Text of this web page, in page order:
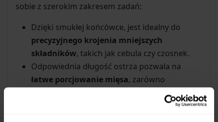
sobie z szerokim zakresem zadań:
Dzięki smukłej końcówce, jest idealny do
precyzyjnego krojenia mniejszych
składników, takich jak cebula czy czosnek.
Odpowiednia długość ostrza pozwala na
łatwe porcjowanie mięsa, zarówno
większe warzywa